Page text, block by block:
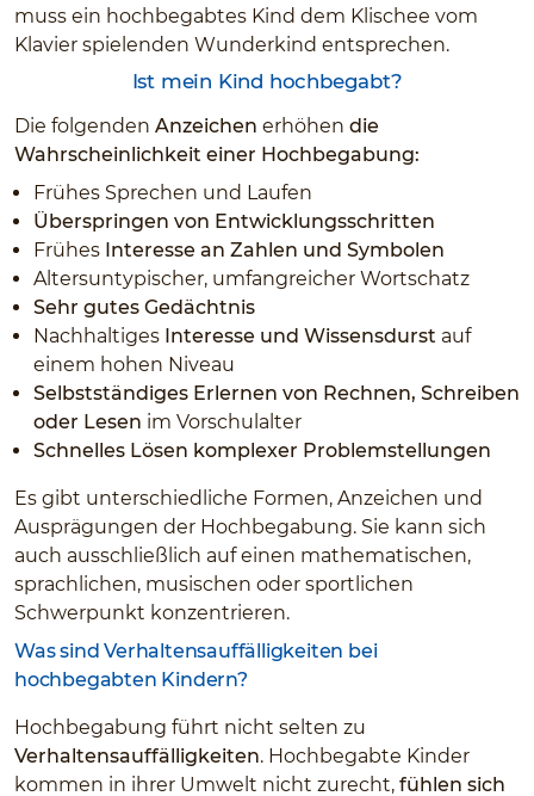
muss ein hochbegabtes Kind dem Klischee vom
Klavier spielenden Wunderkind entsprechen.
Ist mein Kind hochbegabt?
Die folgenden Anzeichen erhöhen die
Wahrscheinlichkeit einer Hochbegabung:
Frühes Sprechen und Laufen
Überspringen von Entwicklungsschritten
Frühes Interesse an Zahlen und Symbolen
Altersuntypischer, umfangreicher Wortschatz
Sehr gutes Gedächtnis
Nachhaltiges Interesse und Wissensdurst auf
einem hohen Niveau
Selbstständiges Erlernen von Rechnen, Schreiben
oder Lesen im Vorschulalter
Schnelles Lösen komplexer Problemstellungen
Es gibt unterschiedliche Formen, Anzeichen und
Ausprägungen der Hochbegabung. Sie kann sich
auch ausschließlich auf einen mathematischen,
sprachlichen, musischen oder sportlichen
Schwerpunkt konzentrieren.
Was sind Verhaltensauffälligkeiten bei
hochbegabten Kindern?
Hochbegabung führt nicht selten zu
Verhaltensauffälligkeiten. Hochbegabte Kinder
kommen in ihrer Umwelt nicht zurecht, fühlen sich